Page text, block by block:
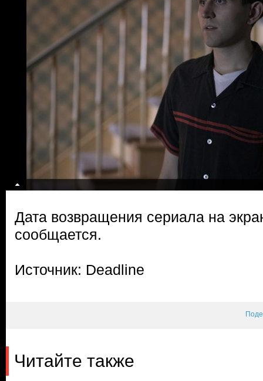
Дата возвращения сериала на
сообщается.
Источник: Deadline
Читайте также